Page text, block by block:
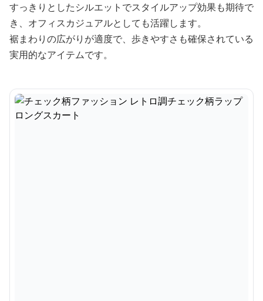
すっきりとしたシルエットでスタイルアップ効果も期待で
き、オフィスカジュアルとしても活躍します。
裾まわりの広がりが適度で、歩きやすさも確保されている
実用的なアイテムです。